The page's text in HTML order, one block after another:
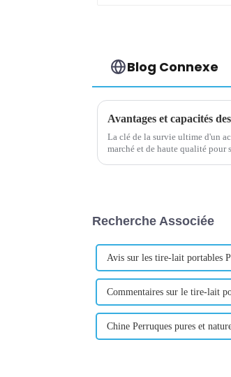
Blog Connexe
Avantages et capacités
La clé de la survie ultime d'un
Recherche Associée
Avis sur les tire-lait portables
Commentaires sur le tire-lait
Chine Perruques pures et